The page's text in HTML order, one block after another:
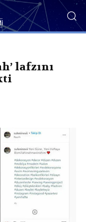
lafzını